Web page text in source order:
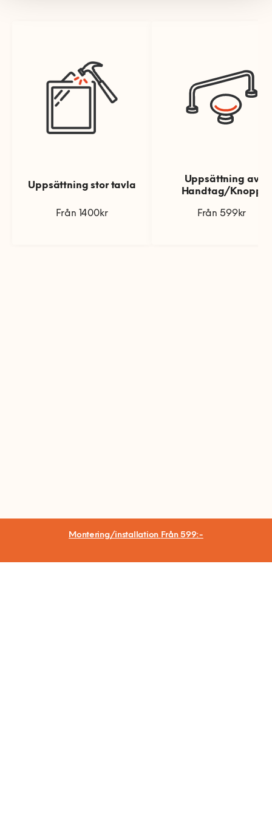
därför bra om du plockar undan runt platsen där
spegeln ska monteras så att du slipper få borrdamm
på dina möbler och föremål. För oss är det viktigt att
lämna din bostad som den såg ut när vi kom. Vi ser
givetvis till att inte skräpa ner hemma hos dig och är
Montering/installation Från 599:-
Uppsättning stor tavla
Från 1400kr
Uppsättning av
Handtag/Knopp
Från 599kr